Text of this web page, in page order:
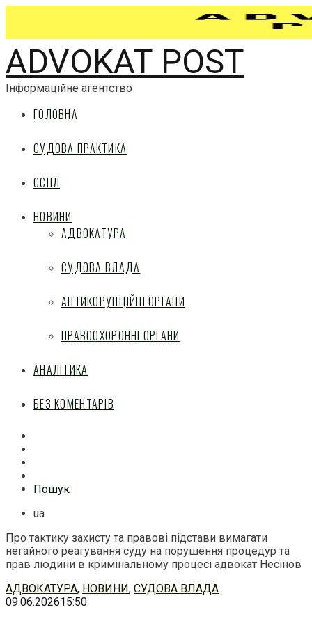
ADVOKAT POST
Інформаційне агентство
ГОЛОВНА
СУДОВА ПРАКТИКА
ЄСПЛ
НОВИНИ
АДВОКАТУРА
СУДОВА ВЛАДА
АНТИКОРУПЦІЙНІ ОРГАНИ
ПРАВООХОРОННІ ОРГАНИ
АНАЛІТИКА
БЕЗ КОМЕНТАРІВ
Пошук
ua
Про тактику захисту та правові підстави вимагати
негайного реагування суду на порушення процедур та
прав людини в кримінальному процесі адвокат Несінов
Перейти
до
АДВОКАТУРА, НОВИНИ, СУДОВА ВЛАДА
09.06.202615:50